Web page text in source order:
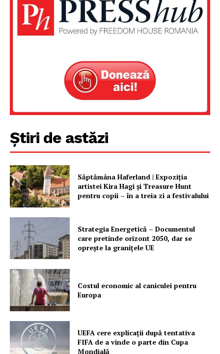
Știri de astăzi
Săptămâna Haferland | Expoziţia
artistei Kira Hagi şi Treasure Hunt
pentru copii – în a treia zi a festivalului
Strategia Energetică – Documentul
care pretinde orizont 2050, dar se
oprește la granițele UE
Costul economic al caniculei pentru
Europa
UEFA cere explicații după tentativa
FIFA de a vinde o parte din Cupa
Mondială